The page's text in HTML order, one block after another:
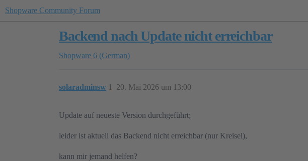
Shopware Community Forum
Backend nach Update nicht erreichbar
Shopware 6 (German)
solaradminsw 20. Mai 2026 um 13:00
1
Update auf neueste Version durchgeführt;
leider ist aktuell das Backend nicht erreichbar (nur Kreisel),
kann mir jemand helfen?